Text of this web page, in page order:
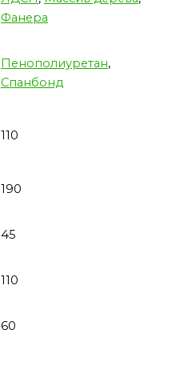
Фанера
Пенополиуретан,
Спанбонд
110
190
45
110
60